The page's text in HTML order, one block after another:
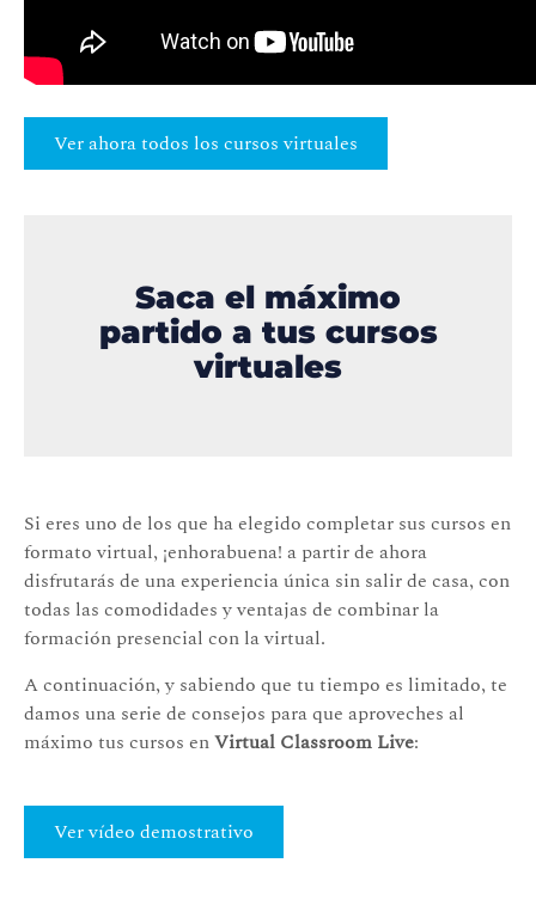
Ver ahora todos los cursos virtuales
Saca el máximo
partido a tus cursos
virtuales
Si eres uno de los que ha elegido completar sus cursos en
formato virtual, ¡enhorabuena! a partir de ahora
disfrutarás de una experiencia única sin salir de casa, con
todas las comodidades y ventajas de combinar la
formación presencial con la virtual.
A continuación, y sabiendo que tu tiempo es limitado, te
damos una serie de consejos para que aproveches al
máximo tus cursos enVirtual Classroom Live:
Ver vídeo demostrativo